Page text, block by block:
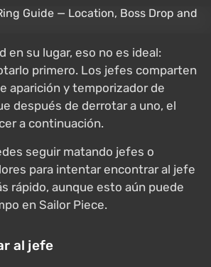
en su lugar, eso no es ideal:
primero. Los jefes comparten
aparición y temporizador de
después de derrotar a uno, el
a continuación.
seguir matando jefes o
para intentar encontrar al jefe
rápido, aunque esto aún puede
en Sailor Piece.
al jefe